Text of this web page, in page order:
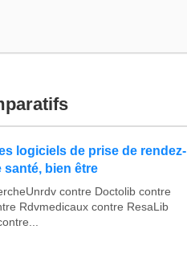
logiciels de prise de rendez-
bien être
contre Doctolib contre
Rdvmedicaux contre ResaLib